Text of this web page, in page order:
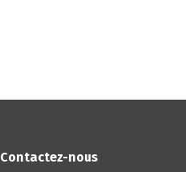
Contactez-nous